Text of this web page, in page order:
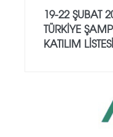
19-22 ŞUBAT
TÜRKİYE
KATILIM LİSTESİ